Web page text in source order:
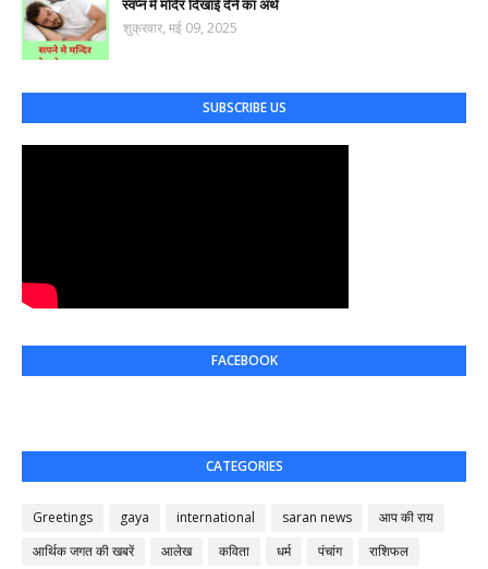
स्वप्न में मंदिर दिखाई देने का अर्थ
शुक्रवार, मई 09, 2025
SUBSCRIBE US
FACEBOOK
CATEGORIES
Greetings gaya international saran news
आप की राय
आर्थिक जगत की खबरें
आलेख कविता धर्म पंचांग राशिफल